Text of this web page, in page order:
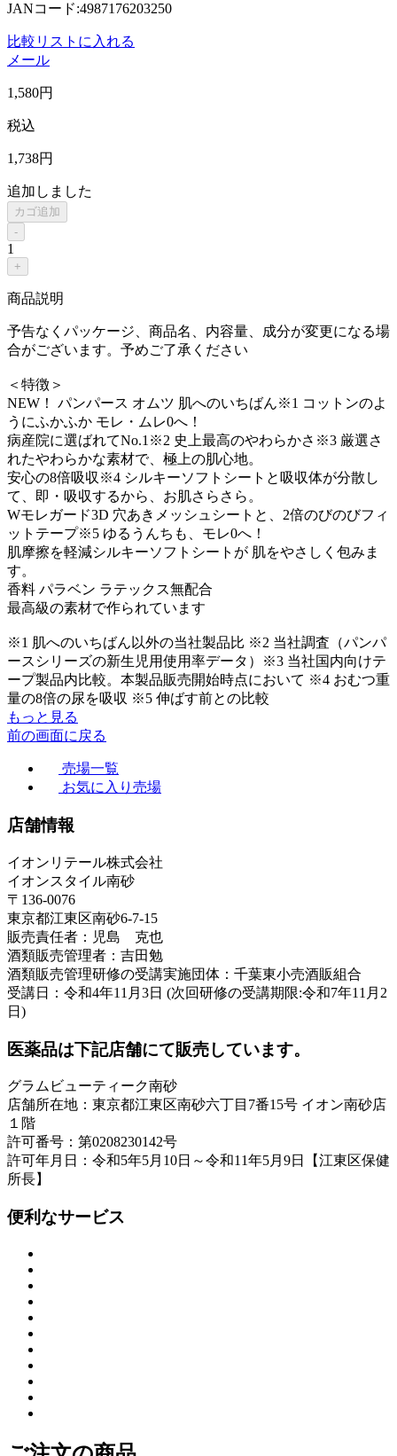
JANコード:4987176203250
比較リストに入れる
メール
1,580円
税込
1,738円
追加しました
カゴ追加
-
1
+
商品説明
予告なくパッケージ、商品名、内容量、成分が変更になる場
合がございます。予めご了承ください
＜特徴＞
NEW！ パンパース オムツ 肌へのいちばん※1 コットンのよ
うにふかふか モレ・ムレ0へ！
病産院に選ばれてNo.1※2 史上最高のやわらかさ※3 厳選さ
れたやわらかな素材で、極上の肌心地。
安心の8倍吸収※4 シルキーソフトシートと吸収体が分散し
て、即・吸収するから、お肌さらさら。
Wモレガード3D 穴あきメッシュシートと、2倍のびのびフィ
ットテープ※5 ゆるうんちも、モレ0へ！
肌摩擦を軽減シルキーソフトシートが 肌をやさしく包みま
す。
香料 パラベン ラテックス無配合
最高級の素材で作られています
※1 肌へのいちばん以外の当社製品比 ※2 当社調査（パンパ
ースシリーズの新生児用使用率データ）※3 当社国内向けテ
ープ製品内比較。本製品販売開始時点において ※4 おむつ重
量の8倍の尿を吸収 ※5 伸ばす前との比較
もっと見る
前の画面に戻る
売場一覧
お気に入り売場
店舗情報
イオンリテール株式会社
イオンスタイル南砂
〒136-0076
東京都江東区南砂6-7-15
販売責任者：児島 克也
酒類販売管理者：吉田勉
酒類販売管理研修の受講実施団体：千葉東小売酒販組合
受講日：令和4年11月3日 (次回研修の受講期限:令和7年11月2
日)
医薬品は下記店舗にて販売しています。
グラムビューティーク南砂
店舗所在地：東京都江東区南砂六丁目7番15号 イオン南砂店
１階
許可番号：第0208230142号
許可年月日：令和5年5月10日～令和11年5月9日【江東区保健
所長】
便利なサービス